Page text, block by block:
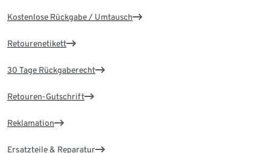
Kostenlose Rückgabe / Umtausch
Retourenetikett
30 Tage Rückgaberecht
Retouren-Gutschrift
Reklamation
Ersatzteile & Reparatur